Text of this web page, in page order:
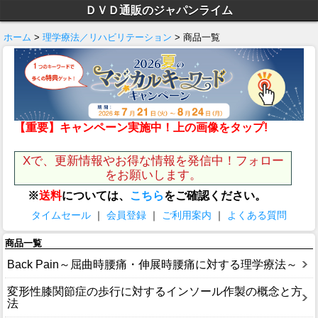
ＤＶＤ通販のジャパンライム
ホーム > 理学療法／リハビリテーション > 商品一覧
【重要】キャンペーン実施中！上の画像をタップ!
Xで、更新情報やお得な情報を発信中！フォロー
をお願いします。
※送料については、 こちらをご確認ください。
タイムセール ｜ 会員登録 ｜ ご利用案内 ｜ よくある質問
商品一覧
Back Pain～屈曲時腰痛・伸展時腰痛に対する理学療法～
変形性膝関節症の歩行に対するインソール作製の概念と方
法